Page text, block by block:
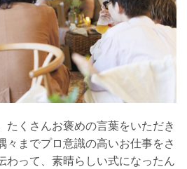
たくさんお褒めの言葉をいただき
までプロ意識の高いお仕事をさ
わって、素晴らしい式になったん